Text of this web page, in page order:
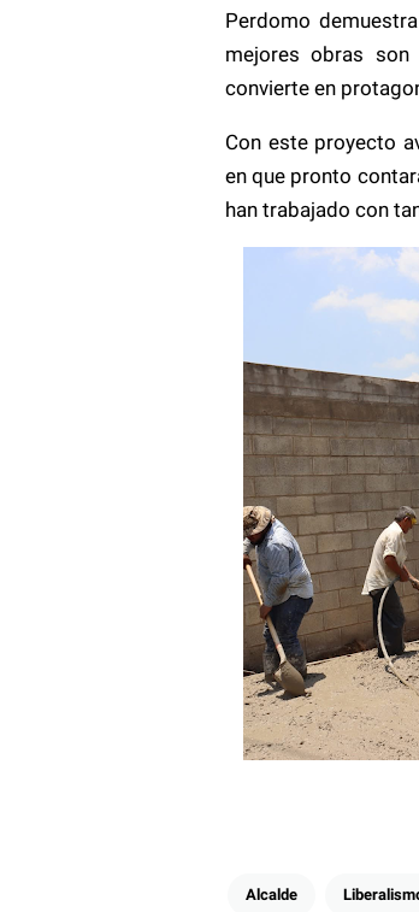
Perdomo
mejores obras
convierte en
Con este proyecto
en que pronto
han trabajado con
Alcalde